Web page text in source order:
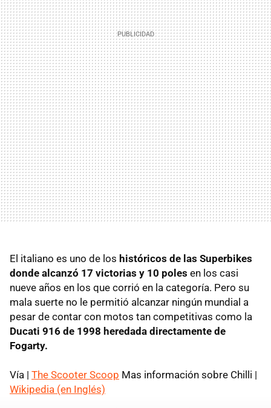
El italiano es uno de los históricos de las Superbikes
donde alcanzó 17 victorias y 10 poles en los casi
nueve años en los que corrió en la categoría. Pero su
mala suerte no le permitió alcanzar ningún mundial a
pesar de contar con motos tan competitivas como la
Ducati 916 de 1998 heredada directamente de
Fogarty.
Vía | The Scooter Scoop Mas información sobre Chilli |
Wikipedia (en Inglés)